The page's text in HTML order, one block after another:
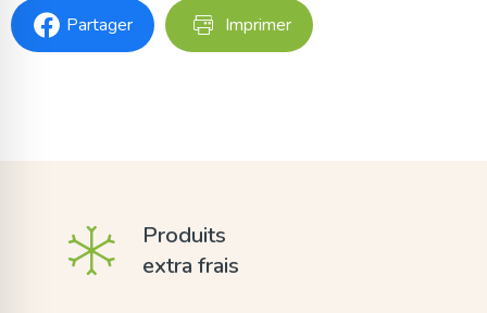
Partager Imprimer
Produits
extra frais